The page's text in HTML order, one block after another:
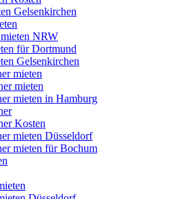
Gelsenkirchen
NRW
für Dortmund
Gelsenkirchen
mieten
mieten
mieten in Hamburg
Kosten
mieten Düsseldorf
mieten für Bochum